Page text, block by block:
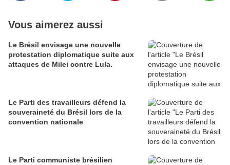
Vous aimerez aussi
Le Brésil envisage une nouvelle
protestation diplomatique suite aux
attaques de Milei contre Lula.
Le Parti des travailleurs défend la
souveraineté du Brésil lors de la
convention nationale
Le Parti communiste brésilien